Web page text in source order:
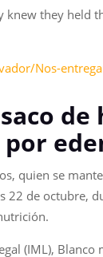
knew they
Nos-
quien se
22 de octubre,
(IML),